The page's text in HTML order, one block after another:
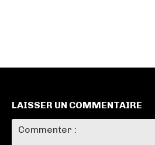
LAISSER UN COMMENTAIRE